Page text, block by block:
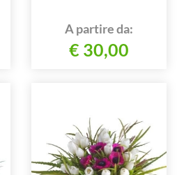
A partire da:
€ 30,00